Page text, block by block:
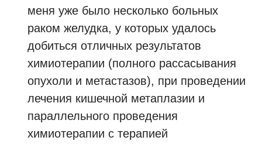
меня уже было несколько больных
раком желудка, у которых удалось
добиться отличных результатов
химиотерапии (полного рассасывания
опухоли и метастазов), при проведении
лечения кишечной метаплазии и
параллельного проведения
химиотерапии с терапией